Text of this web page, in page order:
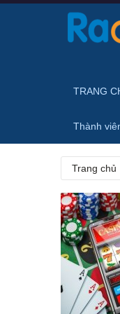
Trang chủ
TRANG
Thành